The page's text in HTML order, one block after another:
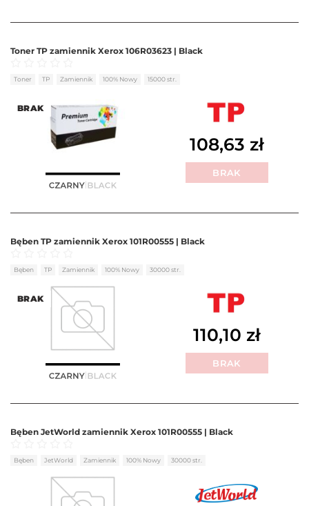
BRAK
Toner TP zamiennik Xerox 106R03623 | Black
Oceniono0na 5
Toner TP Zamiennik 100% Nowy 15000 str.
108,63 zł
BRAK
BRAK
Bęben TP zamiennik Xerox 101R00555 | Black
Oceniono0na 5
Bęben TP Zamiennik 100% Nowy 30000 str.
110,10 zł
BRAK
Bęben JetWorld zamiennik Xerox 101R00555 | Black
Oceniono0 na 5
Bęben JetWorld Zamiennik 100% Nowy 30000 str.